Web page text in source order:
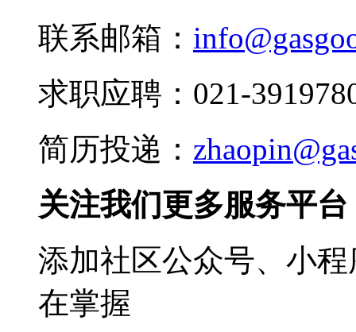
联系邮箱：
求职应聘：021-
简历投递：
关注我们更多服务平台
添加社区公众号、小
在掌握